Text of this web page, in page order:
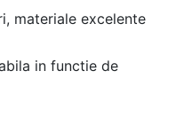
materiale excelente
in functie de